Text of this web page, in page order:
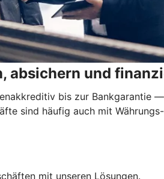
absichern und
bis zur Bankgarantie
sind häufig auch mit
mit unseren Lösungen.